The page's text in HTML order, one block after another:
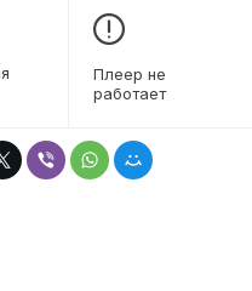
Плеер не
работает